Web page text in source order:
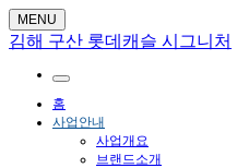
MENU
김해 구산 롯데캐슬 시그니처
홈
사업안내
사업개요
브랜드소개